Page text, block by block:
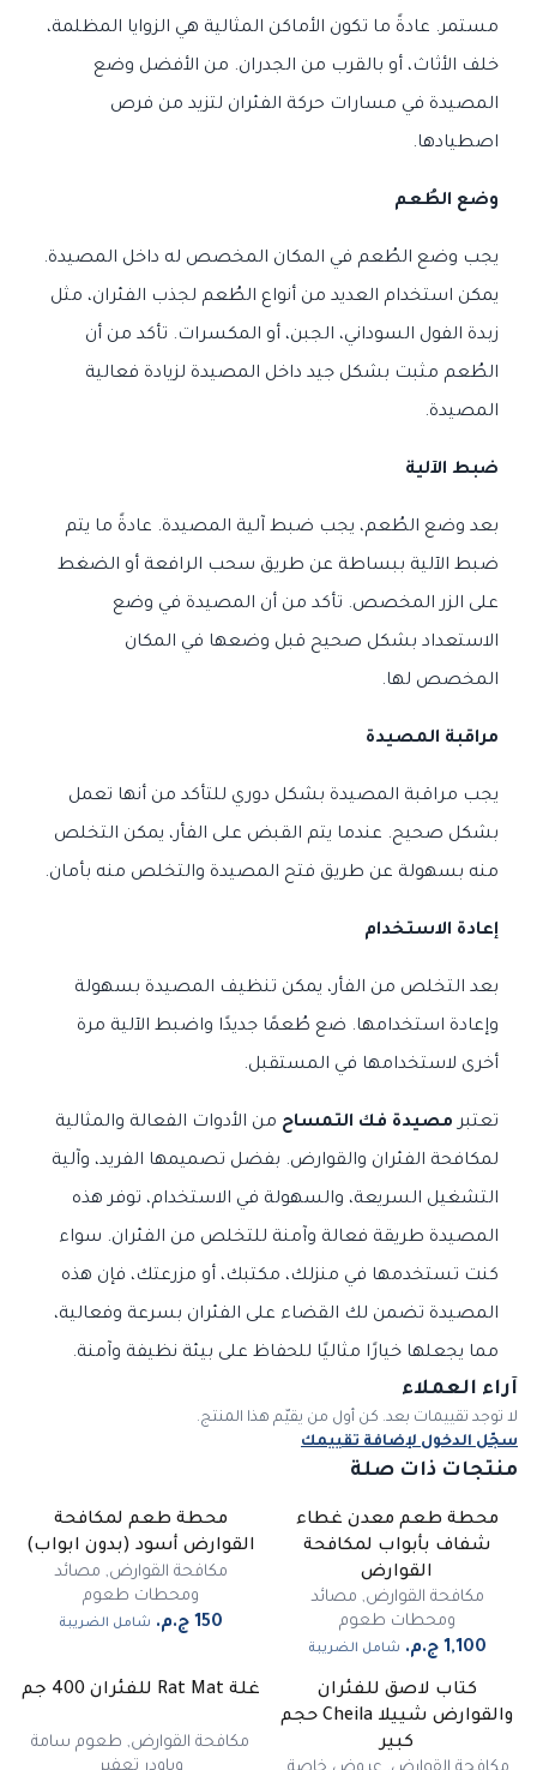
مستمر. عادةً ما تكون الأماكن المثالية هي الزوايا المظلمة،
خلف الأثاث، أو بالقرب من الجدران. من الأفضل وضع
المصيدة في مسارات حركة الفئران لتزيد من فرص
اصطيادها.
وضع الطُعم
يجب وضع الطُعم في المكان المخصص له داخل المصيدة.
يمكن استخدام العديد من أنواع الطُعم لجذب الفئران، مثل
زبدة الفول السوداني، الجبن، أو المكسرات. تأكد من أن
الطُعم مثبت بشكل جيد داخل المصيدة لزيادة فعالية
المصيدة.
ضبط الآلية
بعد وضع الطُعم، يجب ضبط آلية المصيدة. عادةً ما يتم
ضبط الآلية ببساطة عن طريق سحب الرافعة أو الضغط
على الزر المخصص. تأكد من أن المصيدة في وضع
الاستعداد بشكل صحيح قبل وضعها في المكان
المخصص لها.
مراقبة المصيدة
يجب مراقبة المصيدة بشكل دوري للتأكد من أنها تعمل
بشكل صحيح. عندما يتم القبض على الفأر، يمكن التخلص
منه بسهولة عن طريق فتح المصيدة والتخلص منه بأمان.
إعادة الاستخدام
بعد التخلص من الفأر، يمكن تنظيف المصيدة بسهولة
وإعادة استخدامها. ضع طُعمًا جديدًا واضبط الآلية مرة
أخرى لاستخدامها في المستقبل.
تعتبر مصيدة فك التمساح من الأدوات الفعالة والمثالية
لمكافحة الفئران والقوارض. بفضل تصميمها الفريد، وآلية
التشغيل السريعة، والسهولة في الاستخدام، توفر هذه
المصيدة طريقة فعالة وآمنة للتخلص من الفئران. سواء
كنت تستخدمها في منزلك، مكتبك، أو مزرعتك، فإن هذه
المصيدة تضمن لك القضاء على الفئران بسرعة وفعالية،
مما يجعلها خيارًا مثاليًا للحفاظ على بيئة نظيفة وآمنة.
آراء العملاء
لا توجد تقييمات بعد. كن أول من يقيّم هذا المنتج.
سجّل الدخول لإضافة تقييمك
منتجات ذات صلة
محطة طعم معدن غطاء
شفاف بأبواب لمكافحة
القوارض
مكافحة القوارض, مصائد
ومحطات طعوم
شامل الضريبة
محطة طعم لمكافحة
القوارض أسود (بدون ابواب)
مكافحة القوارض, مصائد
ومحطات طعوم
شامل الضريبة
كتاب لاصق للفئران
والقوارض شييلا Cheila حجم
كبير
غلة Rat Mat للفئران 400 جم
مكافحة القوارض, طعوم سامة